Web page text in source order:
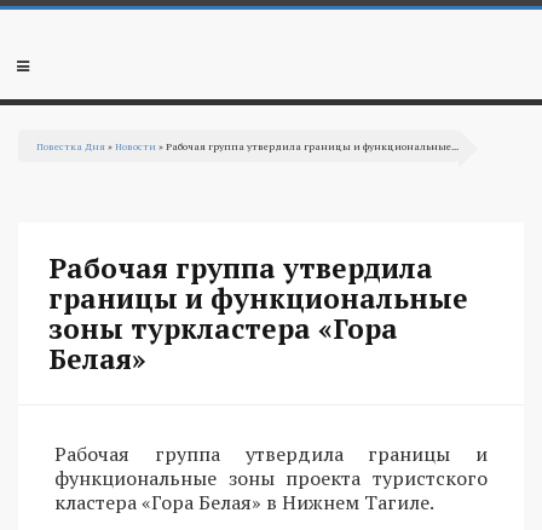
Перейти к основному содержанию
Мобильное
Повестка Дня »Новости » Рабочая группа утвердила границы и функциональные...
Рабочая группа утвердила
границы и функциональные
зоны туркластера «Гора
Белая»
Рабочая группа утвердила границы и
функциональные зоны проекта туристского
кластера «Гора Белая» в Нижнем Тагиле.